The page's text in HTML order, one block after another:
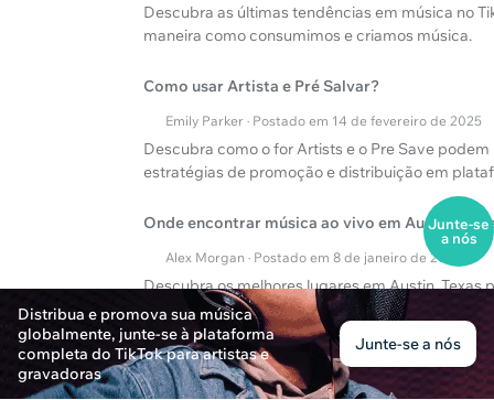
Descubra as últimas tendências em música no
maneira como consumimos e criamos música.
Como usar Artista e Pré Salvar?
Emily Parker · Postado em 14 de fevereiro de 2025
Descubra como o for Artists e o Pre Save
estratégias de promoção e distribuição em
Onde encontrar música ao vivo em Austin
Alex Morgan · Postado em 8 de janeiro de 2025
Descubra os melhores lugares em Austin,
Explore os principais locais e eventos que estão
Distribua e promova sua música
globalmente, junte-se à plataforma
completa do TikTok para artistas e
gravadoras
Junte-se a nós
Junte-se
a nós